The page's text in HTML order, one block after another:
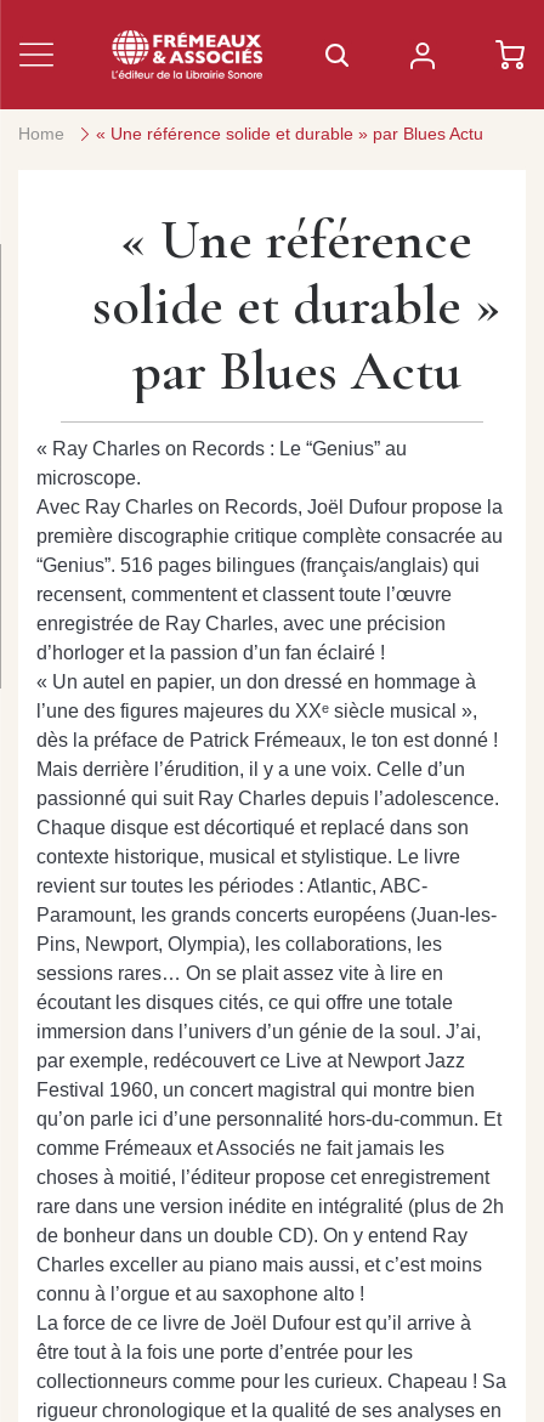
Home « Une référence solide et durable » par Blues Actu
« Une référence
solide et durable »
par Blues Actu
« Ray Charles on Records : Le “Genius” au
microscope.
Avec Ray Charles on Records, Joël Dufour propose la
première discographie critique complète consacrée au
“Genius”. 516 pages bilingues (français/anglais) qui
recensent, commentent et classent toute l’œuvre
enregistrée de Ray Charles, avec une précision
d’horloger et la passion d’un fan éclairé !
« Un autel en papier, un don dressé en hommage à
l’une des figures majeures du XXᵉ siècle musical »,
dès la préface de Patrick Frémeaux, le ton est donné !
Mais derrière l’érudition, il y a une voix. Celle d’un
passionné qui suit Ray Charles depuis l’adolescence.
Chaque disque est décortiqué et replacé dans son
contexte historique, musical et stylistique. Le livre
revient sur toutes les périodes : Atlantic, ABC-
Paramount, les grands concerts européens (Juan-les-
Pins, Newport, Olympia), les collaborations, les
sessions rares… On se plait assez vite à lire en
écoutant les disques cités, ce qui offre une totale
immersion dans l’univers d’un génie de la soul. J’ai,
par exemple, redécouvert ce Live at Newport Jazz
Festival 1960, un concert magistral qui montre bien
qu’on parle ici d’une personnalité hors-du-commun. Et
comme Frémeaux et Associés ne fait jamais les
choses à moitié, l’éditeur propose cet enregistrement
rare dans une version inédite en intégralité (plus de 2h
de bonheur dans un double CD). On y entend Ray
Charles exceller au piano mais aussi, et c’est moins
connu à l’orgue et au saxophone alto !
La force de ce livre de Joël Dufour est qu’il arrive à
être tout à la fois une porte d’entrée pour les
collectionneurs comme pour les curieux. Chapeau ! Sa
rigueur chronologique et la qualité de ses analyses en